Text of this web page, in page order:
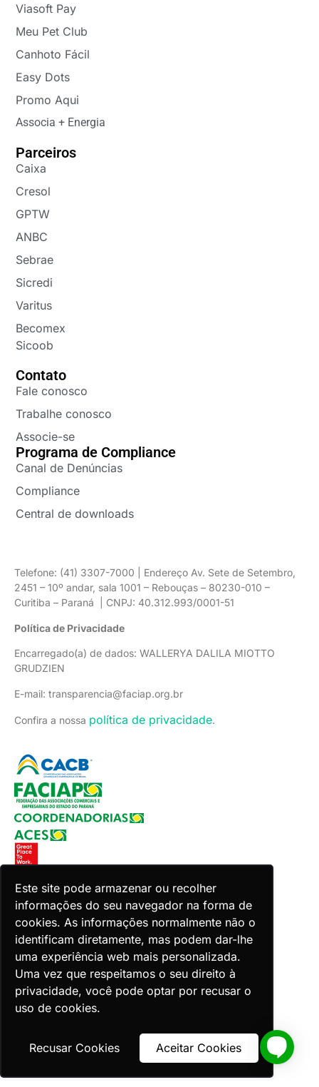
Este site pode armazenar ou recolher
informações do seu navegador na forma de
cookies. As informações normalmente não o
identificam diretamente, mas podem dar-lhe
uma experiência web mais personalizada.
Uma vez que respeitamos o seu direito à
privacidade, você pode optar por recusar o
uso de cookies.
Recusar Cookies Aceitar Cookies
Viasoft Pay
Meu Pet Club
Canhoto Fácil
Easy Dots
Promo Aqui
Associa + Energia
Parceiros
Caixa
Cresol
GPTW
ANBC
Sebrae
Sicredi
Varitus
Becomex
Sicoob
Contato
Fale conosco
Trabalhe conosco
Associe-se
Programa de Compliance
Canal de Denúncias
Compliance
Central de downloads
Telefone: (41) 3307-7000 | Endereço Av. Sete de Setembro,
2451 – 10º andar, sala 1001 – Rebouças – 80230-010 –
Curitiba – Paraná | CNPJ: 40.312.993/0001-51
Política de Privacidade
Encarregado(a) de dados: WALLERYA DALILA MIOTTO
GRUDZIEN
E-mail: transparencia@faciap.org.br
Confira a nossa política de privacidade.
Copyright 2026 Faciap. Todos os direitos reservados.
Desenvolvido por Zion ACES.